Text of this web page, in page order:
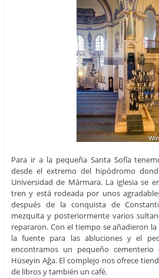
Para ir a la pequeña Santa Sofía
desde el extremo del hipódromo
Universidad de Mármara. La iglesia se
tren y está rodeada por unos
después de la conquista de
mezquita y posteriormente varios
repararon. Con el tiempo se añadieron
la fuente para las abluciones y el
encontramos un pequeño
Hüseyin Ağa. El complejo nos ofrece
de libros y también un café.